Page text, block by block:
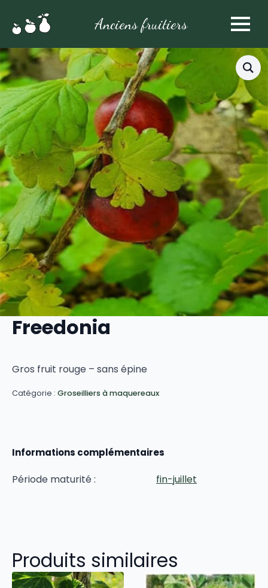
Anciens fruitiers
Freedonia
Gros fruit rouge – sans épine
Catégorie : Groseilliers à maquereaux
Informations complémentaires
Période maturité : fin-juillet
Produits similaires